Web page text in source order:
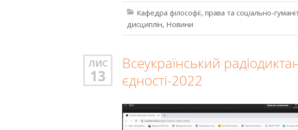
Кафедра філософії, права та соціально-
дисциплін, Новини
ЛИС
13
Всеукраїнський
єдності-2022